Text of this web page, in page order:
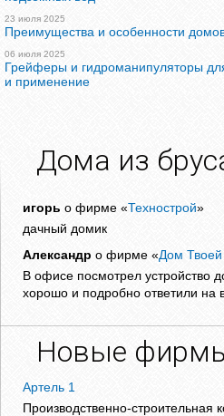
23 июля 2025
Преимущества и особенности
06 июля 2025
Грейферы и гидроманипуляторы
и применение
Дома из
игорь о фирме «Технострой»
дачный домик
Александр о фирме «Дом
В офисе посмотрел устройство
хорошо и подробно ответили на
Новые
Артель 1
Производственно-